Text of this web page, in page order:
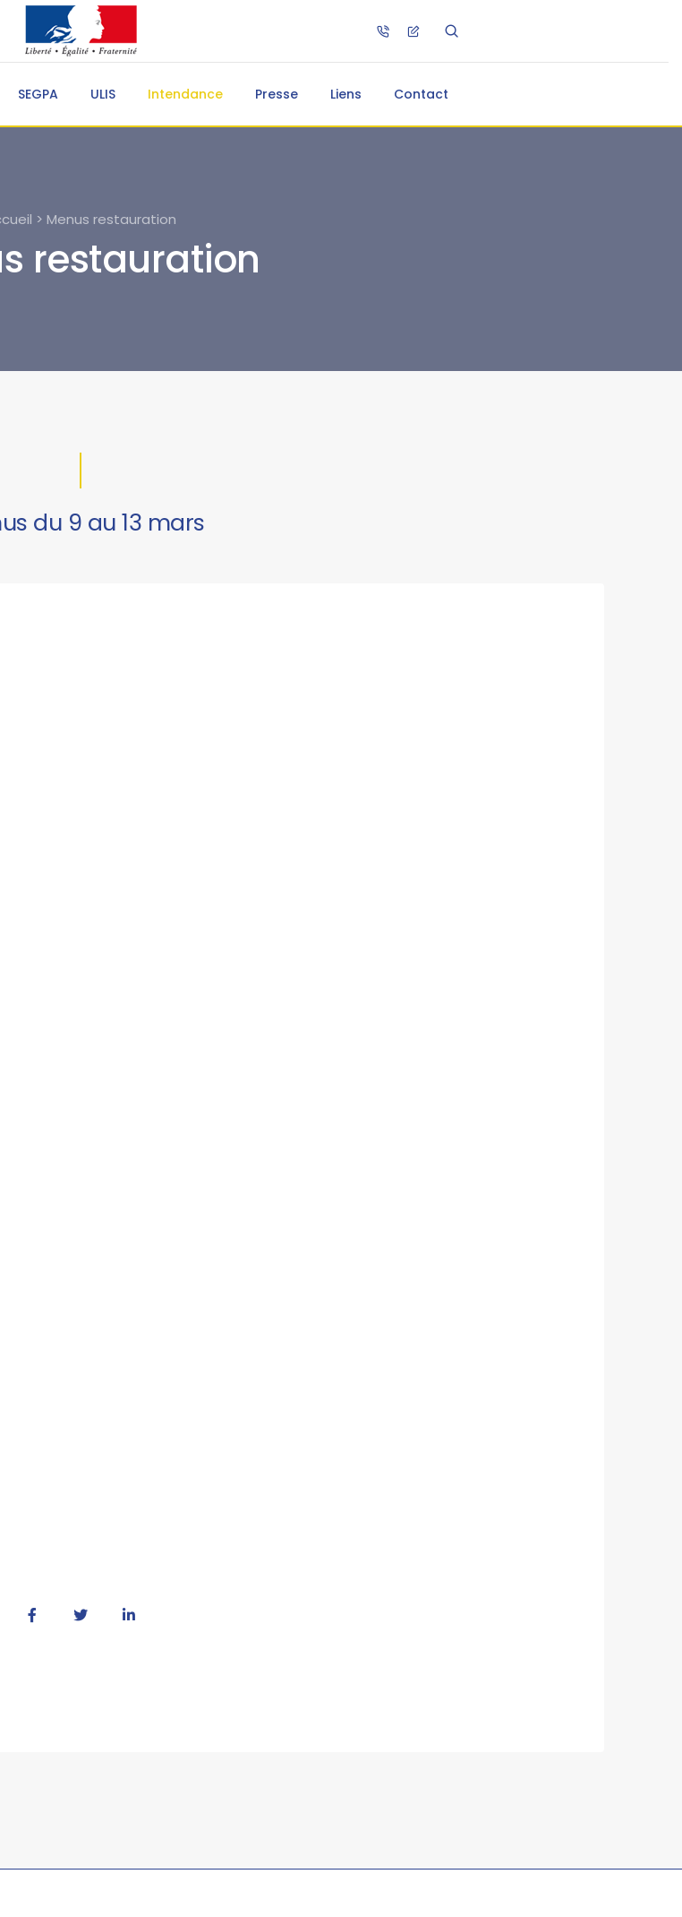
SEGPA ULIS Intendance Presse Liens Contact
> Menus restauration
restauration
du 9 au 13 mars